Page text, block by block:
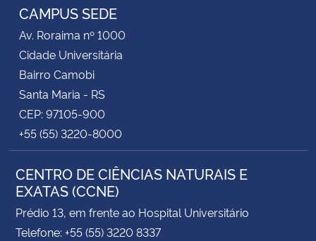
CAMPUS SEDE
Av. Roraima nº 1000
Cidade Universitária
Bairro Camobi
Santa Maria - RS
CEP: 97105-900
+55 (55) 3220-8000
CENTRO DE CIÊNCIAS NATURAIS E
EXATAS (CCNE)
Prédio 13, em frente ao Hospital Universitário
Telefone: +55 (55) 3220 8337